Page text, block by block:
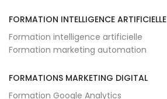
FORMATION INTELLIGENCE ARTIFICIELLE
Formation intelligence artificielle
Formation marketing automation
FORMATIONS MARKETING DIGITAL
Formation Google Analytics